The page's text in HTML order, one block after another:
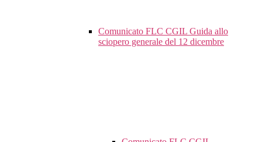
Comunicato FLC CGIL Guida allo
sciopero generale del 12 dicembre